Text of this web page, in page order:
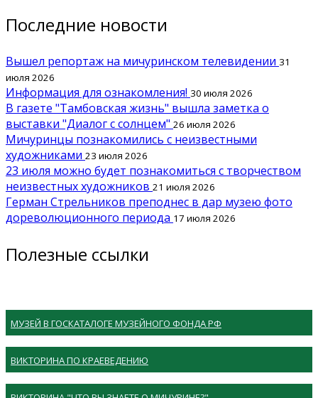
Последние новости
Вышел репортаж на мичуринском телевидении 31
июля 2026
Информация для ознакомления! 30 июля 2026
В газете "Тамбовская жизнь" вышла заметка о
выставки "Диалог с солнцем" 26 июля 2026
Мичуринцы познакомились с неизвестными
художниками 23 июля 2026
23 июля можно будет познакомиться с творчеством
неизвестных художников 21 июля 2026
Герман Стрельников преподнес в дар музею фото
дореволюционного периода 17 июля 2026
Полезные ссылки
МУЗЕЙ В ГОСКАТАЛОГЕ МУЗЕЙНОГО ФОНДА РФ
ВИКТОРИНА ПО КРАЕВЕДЕНИЮ